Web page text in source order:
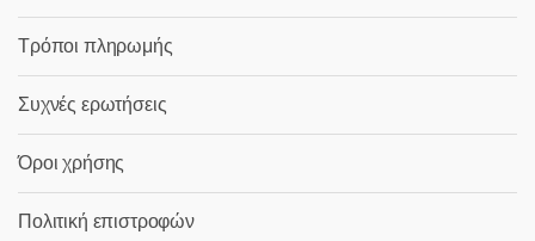
Τρόποι πληρωμής
Συχνές ερωτήσεις
Όροι χρήσης
Πολιτική επιστροφών